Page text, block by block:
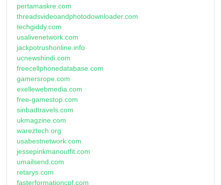
pertamaskre.com
threadsvideoandphotodownloader.com
techgiddy.com
usalivenetwork.com
jackpotrushonline.info
ucnewshindi.com
freecellphonedatabase.com
gamersrope.com
exellewebmedia.com
free-gamestop.com
sinbadtravels.com
ukmagzine.com
wareztech.org
usabestnetwork.com
jessepinkmanoutfit.com
umailsend.com
retarys.com
fasterformationcpf.com